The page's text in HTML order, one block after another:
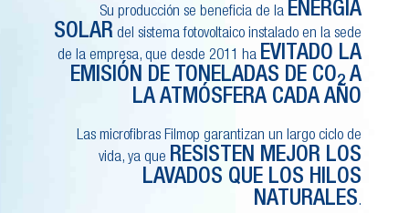
Su producción se beneficia de la ENERGÍA
SOLARdel sistema fotovoltaico instalado en la sede
de la empresa, que desde 2011 ha EVITADO LA
EMISIÓN DE TONELADAS DE CO2A
LA ATMÓSFERA CADA AÑO
Las microfibras Filmop garantizan un largo ciclo de
vida, ya que RESISTEN MEJOR LOS
LAVADOS QUE LOS HILOS
NATURALES.